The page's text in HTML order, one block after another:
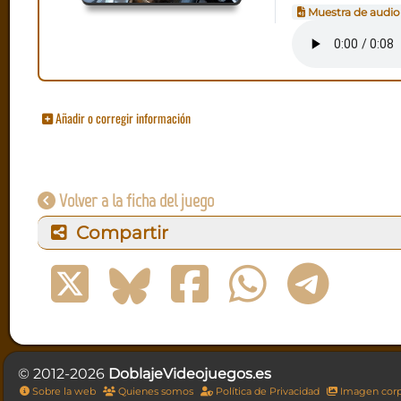
Muestra de audio
Añadir o corregir información
Volver a la ficha del juego
Compartir
© 2012-2026 DoblajeVideojuegos.es
Sobre la web Quienes somos Política de Privacidad Imagen